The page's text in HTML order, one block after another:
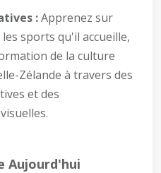
:Apprenez sur
sports qu'il accueille,
de la culture
Zélande à travers des
et des
Aujourd'hui